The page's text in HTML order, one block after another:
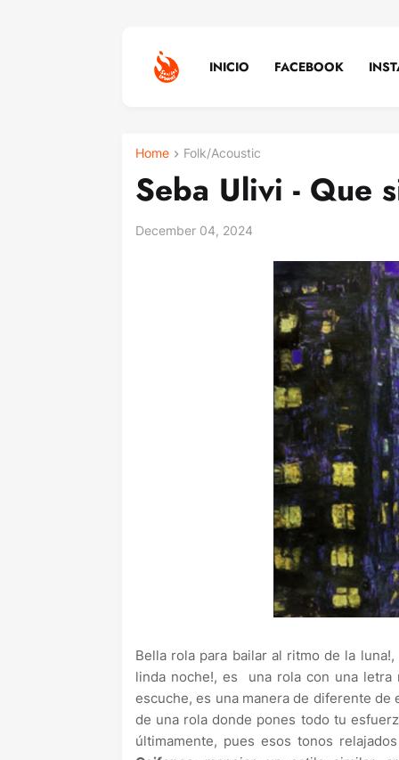
INICIO FACEBOOK
Home Folk/Acoustic
Seba Ulivi - Que
December 04, 2024
Bella rola para bailar al ritmo de la
linda noche!, es una rola con una letra
escuche, es una manera de diferente
de una rola donde pones todo tu
últimamente, pues esos tonos